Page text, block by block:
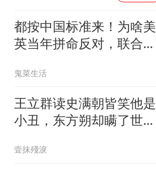
都按中国标准来！为啥美
英当年拼命反对，联合国
鬼菜生活
王立群读史满朝皆笑他是
小丑，东方朔却瞒了世人
壹抹殘淚